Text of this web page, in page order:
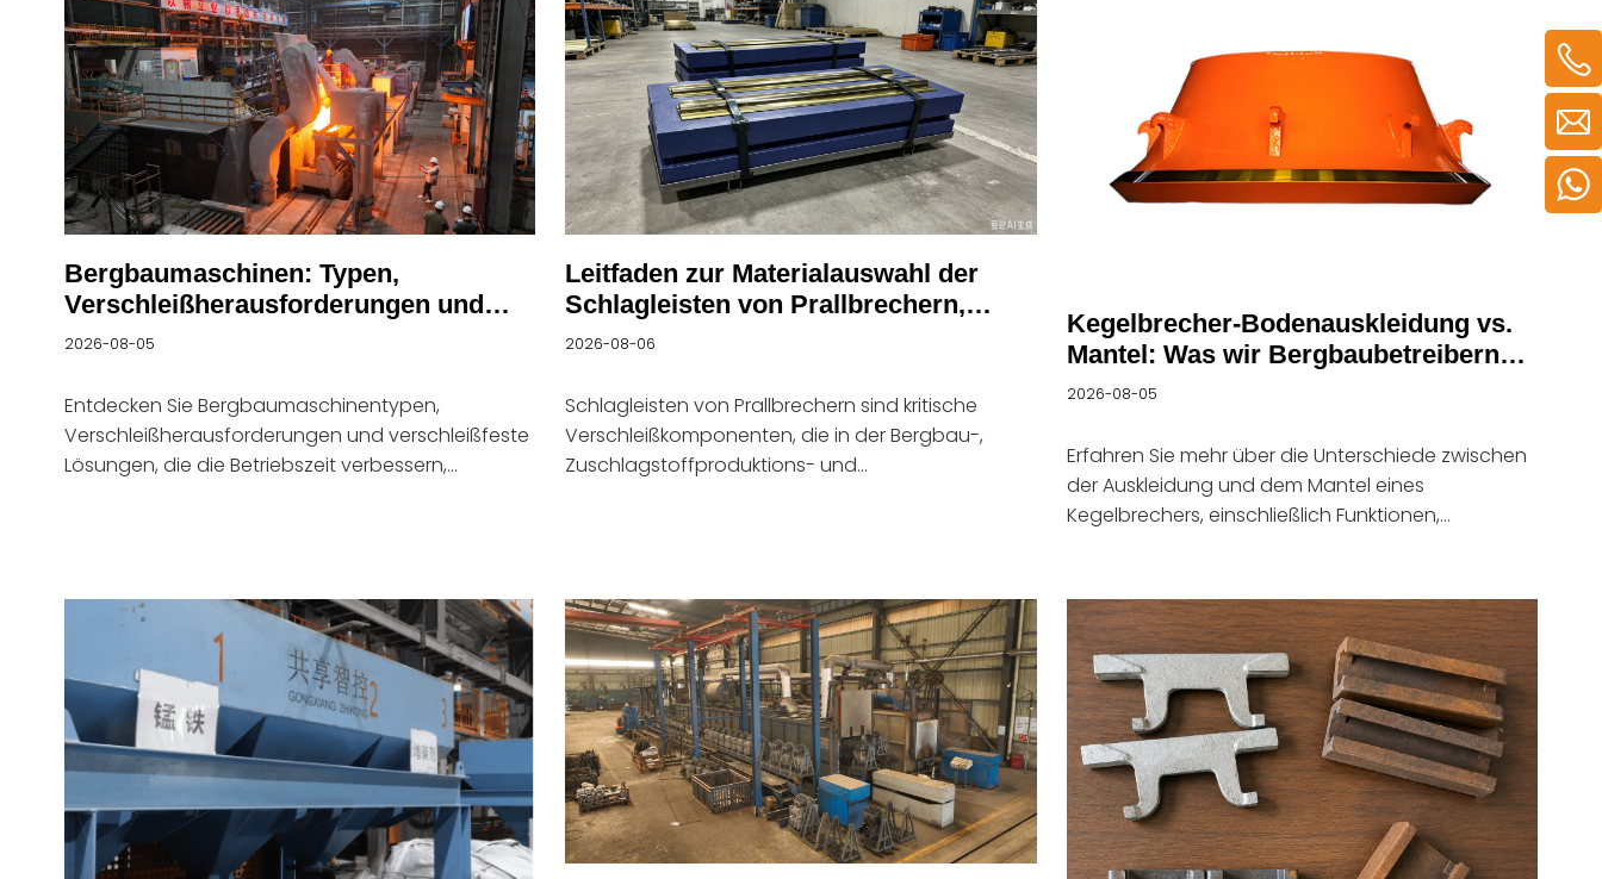
Bergbaumaschinen: Typen,
Verschleißherausforderungen und
Leistungslösungen
2026-08-05
Entdecken Sie Bergbaumaschinentypen,
Verschleißherausforderungen und verschleißfeste
Lösungen, die die Betriebszeit verbessern,
Leitfaden zur Materialauswahl der
Schlagleisten von Prallbrechern,
Fehlerursachen und Leitfaden zur
2026-08-06
Schlagleisten von Prallbrechern sind kritische
Verschleißkomponenten, die in der Bergbau-,
Zuschlagstoffproduktions- und
starkem abrasivem Verschleiß standhalten. Daher
erfordern Schlagleisten nicht nur eine
hervorragende Verschleißfestigkeit, sondern auch
eine ausreichende Schlagzähigkeit, um eine
stabile Leistung unter rauen Arbeitsbedingungen
zu gewährleisten. In der Praxis wird ein vorzeitiger
Ausfall der Schlagleiste selten durch einen
einzelnen Faktor verursacht. Stattdessen wird es
durch eine Kombination aus Materialauswahl usw.
Kegelbrecher-Bodenauskleidung vs.
Mantel: Was wir Bergbaubetreibern
wissen lassen möchten
2026-08-05
Erfahren Sie mehr über die Unterschiede zwischen
der Auskleidung und dem Mantel eines
Kegelbrechers, einschließlich Funktionen,